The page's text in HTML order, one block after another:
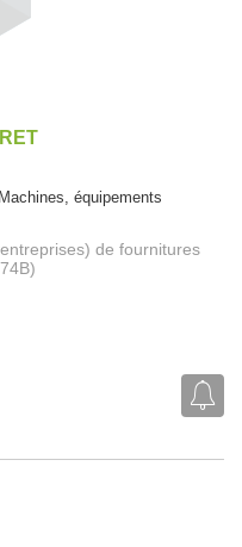
équipements
de fournitures